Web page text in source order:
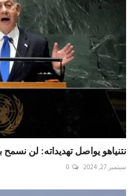
نتنياهو يواصل تهديداته: لن
سبتمبر 27, 2024 0